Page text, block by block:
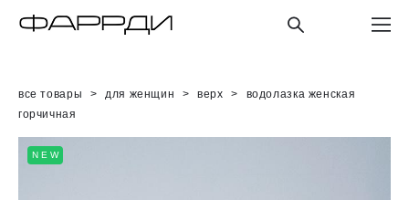
все товары > для женщин > верх >
водолазка женская
горчичная
NEW